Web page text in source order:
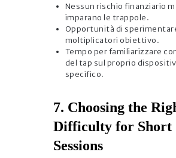
Nessun rischio finanziario
imparano le trappole.
Opportunità di
moltiplicatori obiettivo.
Tempo per familiarizzare
del tap sul proprio
specifico.
7. Choosing the
Difficulty for Short
Sessions